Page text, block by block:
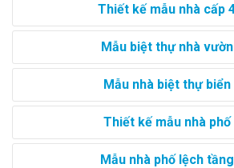
Thiết kế mẫu nhà cấp
Mẫu biệt thự nhà
Mẫu nhà biệt thự biển
Thiết kế mẫu nhà phố
Mẫu nhà phố lệch